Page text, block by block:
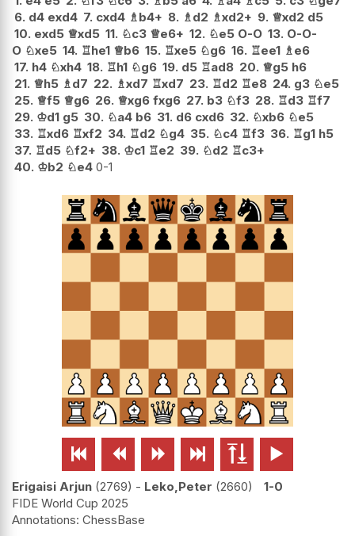
6. d4 exd4 7. cxd4 ♗ b4+ 8. ♗ d2 ♗xd2+ 9. ♕xd2 d5
10. exd5 ♕xd5 11. ♘c3 ♕e6+ 12. ♘e5 O-O 13. O-O-
O ♘xe5 14. ♖he1 ♕b6 15. ♖xe5 ♘g6 16. ♖ee1 ♗ e6
17. h4 ♘xh4 18. ♖h1 ♘g6 19. d5 ♖ad8 20. ♕g5 h6
21. ♕h5 ♗ d7 22. ♗xd7 ♖xd7 23. ♖d2 ♖e8 24. g3 ♘e5
25. ♕f5 ♕g6 26. ♕xg6 fxg6 27. b3 ♘f3 28. ♖d3 ♖f7
29. ♔d1 g5 30. ♘a4 b6 31. d6 cxd6 32. ♘xb6 ♘e5
33. ♖xd6 ♖xf2 34. ♖d2 ♘g4 35. ♘c4 ♖f3 36. ♖g1 h5
37. ♖d5 ♘f2+ 38. ♔c1 ♖e2 39. ♘d2 ♖c3+
40. ♔b2 ♘e4 0-1
     
Erigaisi Arjun 2769 - Leko,Peter 2660
1-0
FIDE World Cup 2025
ChessBase